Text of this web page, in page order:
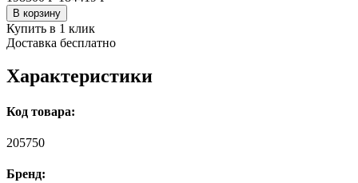
В корзину
Купить в 1 клик
Доставка бесплатно
Характеристики
Код товара:
205750
Бренд: